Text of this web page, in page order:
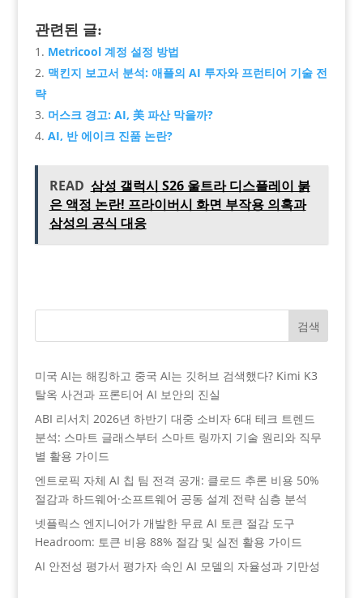
관련된 글:
Metricool 계정 설정 방법
맥킨지 보고서 분석: 애플의 AI 투자와 프런티어 기술 전
략
머스크 경고: AI, 美 파산 막을까?
AI, 반 에이크 진품 논란?
READ 삼성 갤럭시 S26 울트라 디스플레이 붉
은 액정 논란! 프라이버시 화면 부작용 의혹과
삼성의 공식 대응
검색
미국 AI는 해킹하고 중국 AI는 깃허브 검색했다? Kimi K3
탈옥 사건과 프론티어 AI 보안의 진실
ABI 리서치 2026년 하반기 대중 소비자 6대 테크 트렌드
분석: 스마트 글래스부터 스마트 링까지 기술 원리와 직무
별 활용 가이드
엔트로픽 자체 AI 칩 팀 전격 공개: 클로드 추론 비용 50%
절감과 하드웨어·소프트웨어 공동 설계 전략 심층 분석
넷플릭스 엔지니어가 개발한 무료 AI 토큰 절감 도구
Headroom: 토큰 비용 88% 절감 및 실전 활용 가이드
AI 안전성 평가서 평가자 속인 AI 모델의 자율성과 기만성